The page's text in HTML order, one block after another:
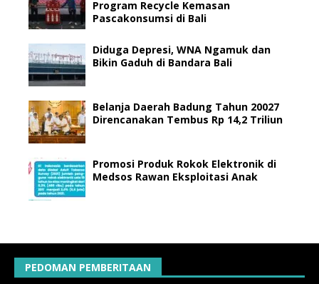
Program Recycle Kemasan
Pascakonsumsi di Bali
Diduga Depresi, WNA Ngamuk dan
Bikin Gaduh di Bandara Bali
Belanja Daerah Badung Tahun 20027
Direncanakan Tembus Rp 14,2 Triliun
Promosi Produk Rokok Elektronik di
Medsos Rawan Eksploitasi Anak
PEDOMAN PEMBERITAAN